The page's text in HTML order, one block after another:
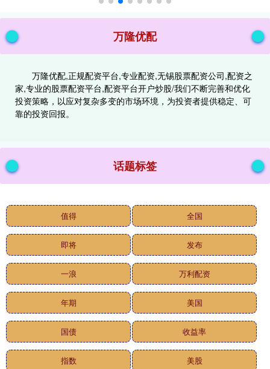
万隆优配
万隆优配,正规配资平台,专业配资,无锡股票配资公司,配资之
家,专业的股票配资平台,配资平台开户炒股/我们不断完善和优化
投资策略，以应对复杂多变的市场环境，为投资者提供稳定、可
靠的投资回报。
话题标签
值得 全国
即将 发布
一浪 万利配资
年期 美国
国债 收益率
指数 美股